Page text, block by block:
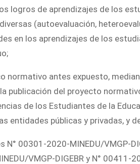
logros de aprendizajes de los
(autoevaluación,
en los aprendizajes de los
normativo antes expuesto,
publicación del proyecto
de los Estudiantes de la
entidades públicas y privadas, y
N° 00301-2020-MINEDU/VMGP-
VMGP-DIGEBR y N° 00411-